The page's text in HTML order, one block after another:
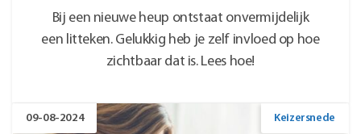
Bij een nieuwe heup ontstaat onvermijdelijk
een litteken. Gelukkig heb je zelf invloed op hoe
zichtbaar dat is. Lees hoe!
09-08-2024 Keizersnede